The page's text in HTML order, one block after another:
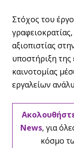
Στόχος του
αξιοπιστίας
υποστήριξη της
καινοτομίας
εργαλείων
News, για
κόσμο